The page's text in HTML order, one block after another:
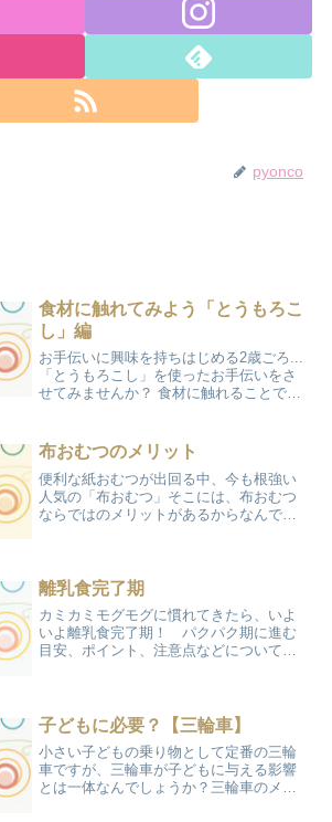
pyonco
食材に触れてみよう「とうもろこ
し」編
お手伝いに興味を持ちはじめる2歳ごろ...
「とうもろこし」を使ったお手伝いをさ
せてみませんか？ 食材に触れることで、
「とうもろこし」のお絵かき製作につい
て保育士ぴょんこが紹介します。
布おむつのメリット
便利な紙おむつが出回る中、今も根強い
人気の「布おむつ」そこには、布おむつ
ならではのメリットがあるからなんです
離乳食完了期
カミカミモグモグに慣れてきたら、いよ
いよ離乳食完了期！ パクパク期に進む
目安、ポイント、注意点などについてま
子どもに必要？【三輪車】
小さい子どもの乗り物として定番の三輪
車ですが、三輪車が子どもに与える影響
とは一体なんでしょうか？三輪車のメリ